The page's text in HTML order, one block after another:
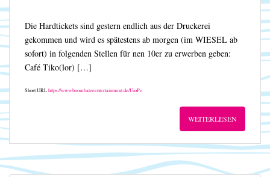
Die Hardtickets sind gestern endlich aus der Druckerei
gekommen und wird es spätestens ab morgen (im WIESEL ab
sofort) in folgenden Stellen für nen 10er zu erwerben geben:
Café Tiko(lor) […]
Short URLhttps://www.boombatzeentertainment.de/UioPo
WEITERLESEN